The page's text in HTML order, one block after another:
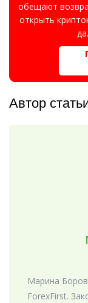
обещают
открыть
Автор
Марина
ForexFirst.